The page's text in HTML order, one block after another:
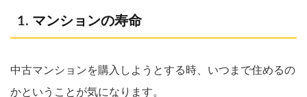
マンションの寿命
中古マンションを購入しようとする時、いつまで住めるの
かということが気になります。